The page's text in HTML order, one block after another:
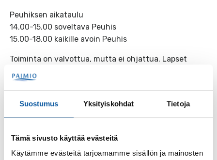
Suostumus Yksityiskohdat Tietoja
Tämä sivusto käyttää evästeitä
Käytämme evästeitä tarjoamamme sisällön ja mainosten
Peuhiksen aikataulu
14.00-15.00 soveltava Peuhis
15.00-18.00 kaikille avoin Peuhis
Toiminta on valvottua, mutta ei ohjattua. Lapset
Peuhiksen järjestelyiden vastuutahona ja buffetin
ylläpitäjänä kaupungin liikuntapalvelun kanssa toimii
Paimion Urheilijat.
Lisätietoa Peuhiksista ja koko kauden ohjelmasta